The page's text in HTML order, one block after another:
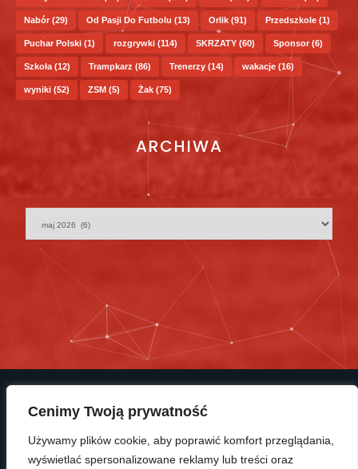
Cenimy Twoją prywatność
Używamy plików cookie, aby poprawić komfort przeglądania,
wyświetlać spersonalizowane reklamy lub treści oraz
Nabór (29) Od Pasji Do Futbolu (13) Orlik (91) Przedszkole (1)
Puchar Polski (1) rozgrywki (114) SKRZATY (60) Sponsor (6)
Szkoła (12) Trampkarz (86) Trenerzy (14) wakacje (16)
wyniki (52) ZSM (5) Żak (75)
ARCHIWA